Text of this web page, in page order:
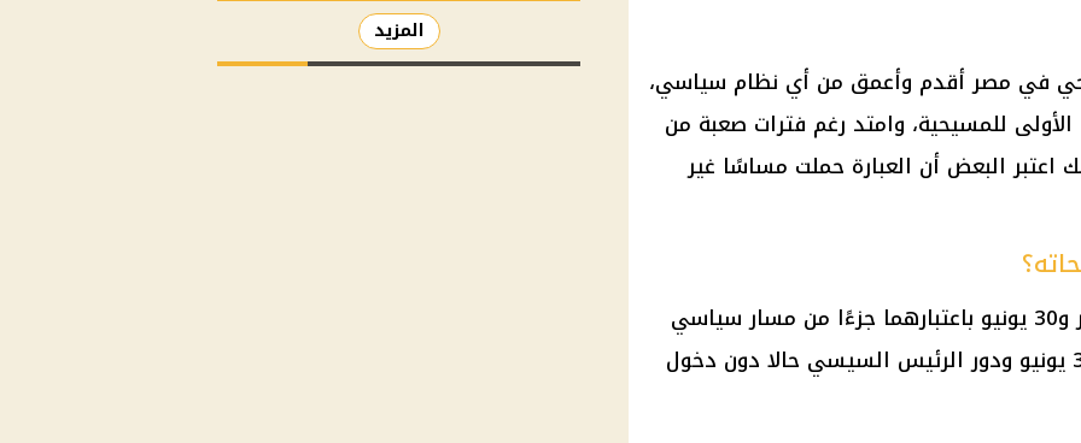
في مصر أقدم وأعمق من أي نظام سياسي،
الأولى للمسيحية، وامتد رغم فترات صعبة من
البعض أن العبارة حملت مساسًا غير
تحدث محمد الباز عن ثورتي 25 يناير و30 يونيو باعتبارهما جزءًا من مسار سياسي
الرئيس السيسي حالا دون دخول
المزيد